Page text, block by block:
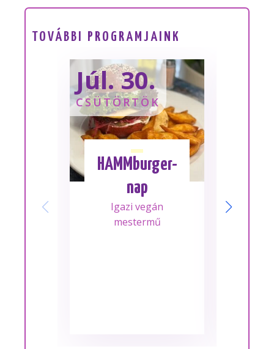
TOVÁBBI PROGRAMJAINK
Júl. 30.
CSÜTÖRTÖK
HAMMburger-
nap
Igazi vegán
mestermű